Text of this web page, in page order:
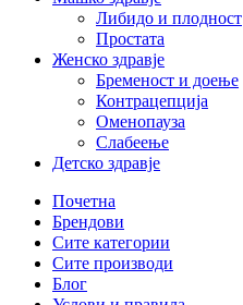
Либидо и плодност
Простата
Женско здравје
Бременост и доење
Контрацепција
Оменопауза
Слабеење
Детско здравје
Почетна
Брендови
Сите категории
Сите производи
Блог